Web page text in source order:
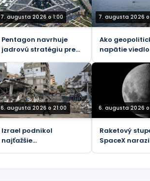
7. augusta 2026 o 1:00
Pentagon navrhuje
jadrovú stratégiu pre
Ruskom a Čínou – NBC
7. augusta 2026 o
Ako
napätie
6. augusta 2026 o 21:00
Izrael podnikol
najťažšie
6. augusta 2026 o
Raketový
SpaceX